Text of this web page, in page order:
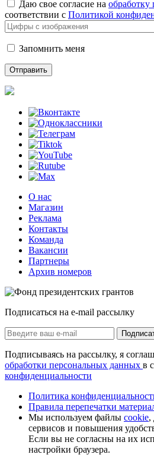
Даю свое согласие на
соответствии с Политикой
Запомнить меня
О нас
Магазин
Реклама
Контакты
Команда
Вакансии
Партнеры
Архив номеров
Подписаться на e-mail рассылку
Подписываясь на рассылку, я
обработки персональных данных в
конфиденциальности
Политика
Правила перепечатки
Мы используем файлы cookie,
сервисов и повышения
Если вы не согласны на их
настройки браузера.